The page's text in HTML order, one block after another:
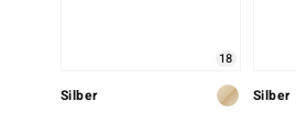
18
Silber Silber